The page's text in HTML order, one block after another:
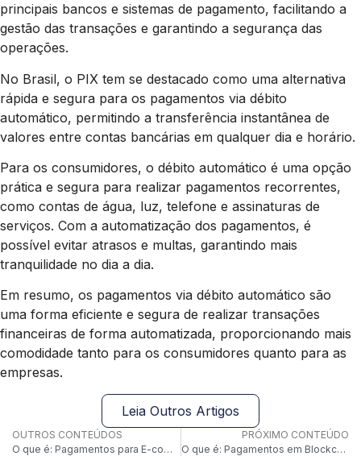
principais bancos e sistemas de pagamento, facilitando a
gestão das transações e garantindo a segurança das
operações.
No Brasil, o PIX tem se destacado como uma alternativa
rápida e segura para os pagamentos via débito
automático, permitindo a transferência instantânea de
valores entre contas bancárias em qualquer dia e horário.
Para os consumidores, o débito automático é uma opção
prática e segura para realizar pagamentos recorrentes,
como contas de água, luz, telefone e assinaturas de
serviços. Com a automatização dos pagamentos, é
possível evitar atrasos e multas, garantindo mais
tranquilidade no dia a dia.
Em resumo, os pagamentos via débito automático são
uma forma eficiente e segura de realizar transações
financeiras de forma automatizada, proporcionando mais
comodidade tanto para os consumidores quanto para as
empresas.
Leia Outros Artigos
OUTROS CONTEÚDOS
O que é: Pagamentos para E-commerce
PRÓXIMO CONTEÚDO
O que é: Pagamentos em Blockchain